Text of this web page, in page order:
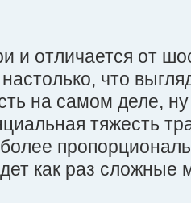
и отличается от
что
на самом деле, ну
тяжесть
как раз